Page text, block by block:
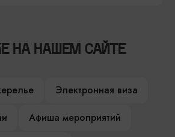
НА НАШЕМ САЙТЕ
Электронная виза
Афиша мероприятий